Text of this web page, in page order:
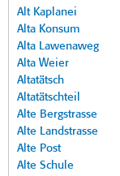
Alt Kaplanei
Alta Konsum
Alta Lawenaweg
Alta Weier
Altatätsch
Altatätschteil
Alte Bergstrasse
Alte Landstrasse
Alte Post
Alte Schule